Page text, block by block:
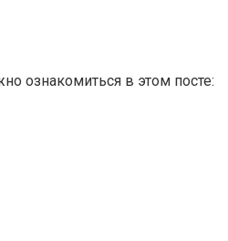
ознакомиться в этом посте: